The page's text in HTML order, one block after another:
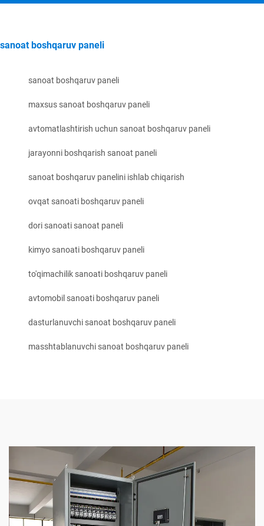
sanoat boshqaruv paneli
sanoat boshqaruv paneli
maxsus sanoat boshqaruv paneli
avtomatlashtirish uchun sanoat boshqaruv paneli
jarayonni boshqarish sanoat paneli
sanoat boshqaruv panelini ishlab chiqarish
ovqat sanoati boshqaruv paneli
dori sanoati sanoat paneli
kimyo sanoati boshqaruv paneli
to'qimachilik sanoati boshqaruv paneli
avtomobil sanoati boshqaruv paneli
dasturlanuvchi sanoat boshqaruv paneli
masshtablanuvchi sanoat boshqaruv paneli